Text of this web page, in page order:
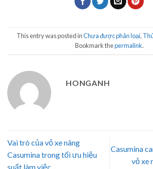
This entry was posted inChưa được phân loại,
Bookmark thepermalink.
HONGANH
Vai trò của vỏ xe nâng
Casumina trong tối ưu hiệu
suất làm việc
Casumina
vỏ xe